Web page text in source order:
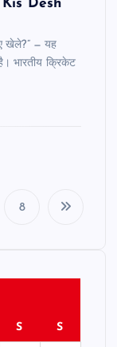
Desh
खेले?” — यह
भारतीय क्रिकेट
8
S S